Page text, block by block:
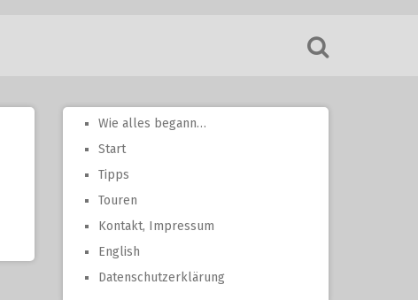
Wie alles begann…
Start
Tipps
Touren
Kontakt, Impressum
English
Datenschutzerklärung